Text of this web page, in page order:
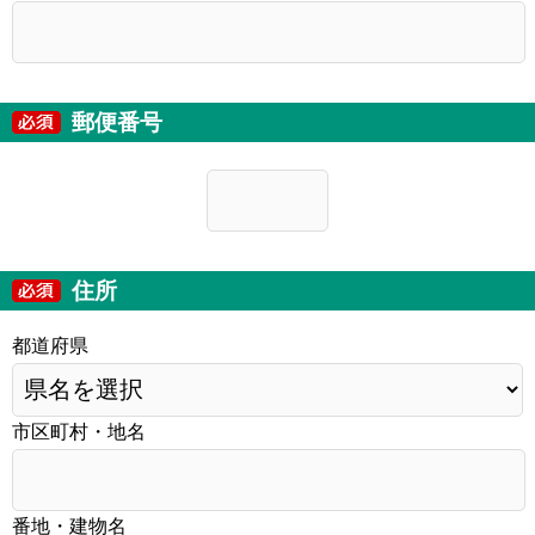
郵便番号
住所
都道府県
市区町村・地名
番地・建物名